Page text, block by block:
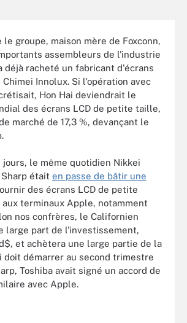
le groupe, maison mère de Foxconn,
assembleurs de l'industrie
déjà racheté un fabricant d'écrans
Chimei Innolux. Si l'opération avec
Hon Hai deviendrait le
des écrans LCD de petite taille,
marché de 17,3 %, devançant le
jours, le même quotidien Nikkei
était en passe de bâtir une
des écrans LCD de petite
terminaux Apple, notamment
nos confrères, le Californien
large part de l'investissement,
et achètera une large partie de la
doit démarrer au second trimestre
Toshiba avait signé un accord de
avec Apple.